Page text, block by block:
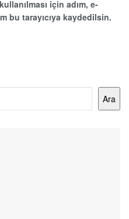
için adım, e-
bu tarayıcıya kaydedilsin.
Ara